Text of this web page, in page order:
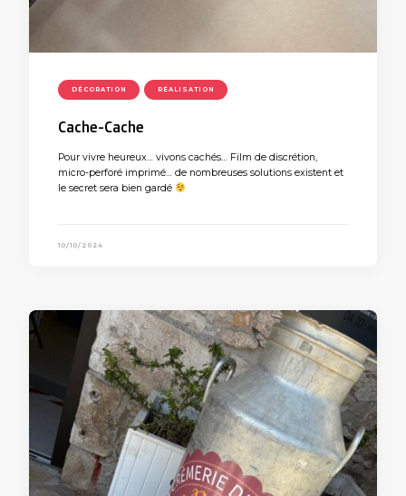
DÉCORATION RÉALISATION
Cache-Cache
Pour vivre heureux… vivons cachés… Film de discrétion,
micro-perforé imprimé… de nombreuses solutions existent et
le secret sera bien gardé
10/10/2024